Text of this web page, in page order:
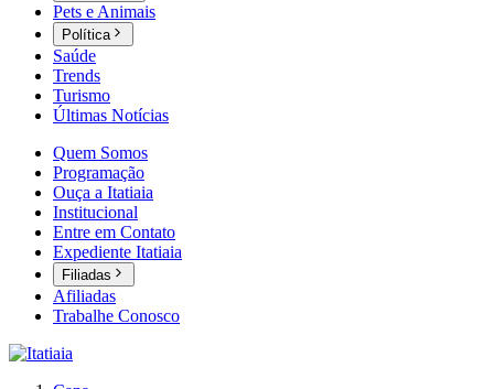
Pets e Animais
Política
Saúde
Trends
Turismo
Últimas Notícias
Quem Somos
Programação
Ouça a Itatiaia
Institucional
Entre em Contato
Expediente Itatiaia
Filiadas
Afiliadas
Trabalhe Conosco